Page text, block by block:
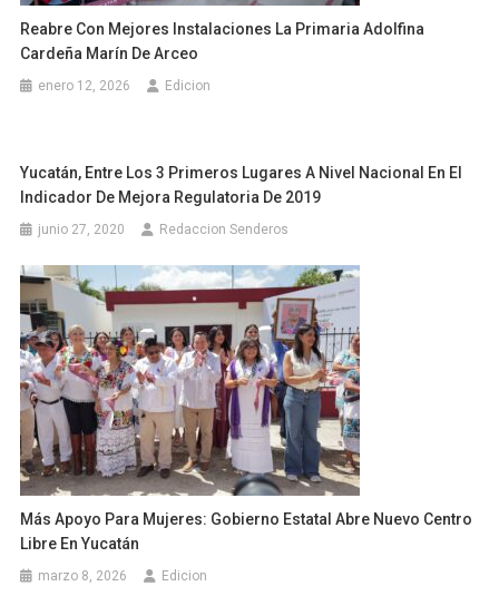
Reabre Con Mejores Instalaciones La Primaria Adolfina
Cardeña Marín De Arceo
enero 12, 2026 Edicion
Yucatán, Entre Los 3 Primeros Lugares A Nivel Nacional En El
Indicador De Mejora Regulatoria De 2019
junio 27, 2020 Redaccion Senderos
Más Apoyo Para Mujeres: Gobierno Estatal Abre Nuevo Centro
Libre En Yucatán
marzo 8, 2026 Edicion